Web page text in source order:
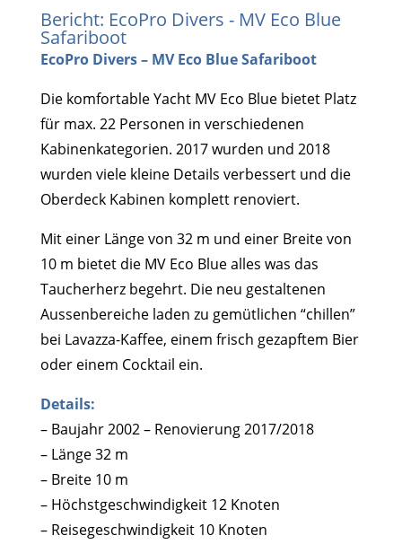
Bericht: EcoPro Divers - MV Eco Blue
Safariboot
EcoPro Divers – MV Eco Blue Safariboot
Die komfortable Yacht MV Eco Blue bietet Platz
für max. 22 Personen in verschiedenen
Kabinenkategorien. 2017 wurden und 2018
wurden viele kleine Details verbessert und die
Oberdeck Kabinen komplett renoviert.
Mit einer Länge von 32 m und einer Breite von
10 m bietet die MV Eco Blue alles was das
Taucherherz begehrt. Die neu gestaltenen
Aussenbereiche laden zu gemütlichen “chillen”
bei Lavazza-Kaffee, einem frisch gezapftem Bier
oder einem Cocktail ein.
Details:
– Baujahr 2002 – Renovierung 2017/2018
– Länge 32 m
– Breite 10 m
– Höchstgeschwindigkeit 12 Knoten
– Reisegeschwindigkeit 10 Knoten